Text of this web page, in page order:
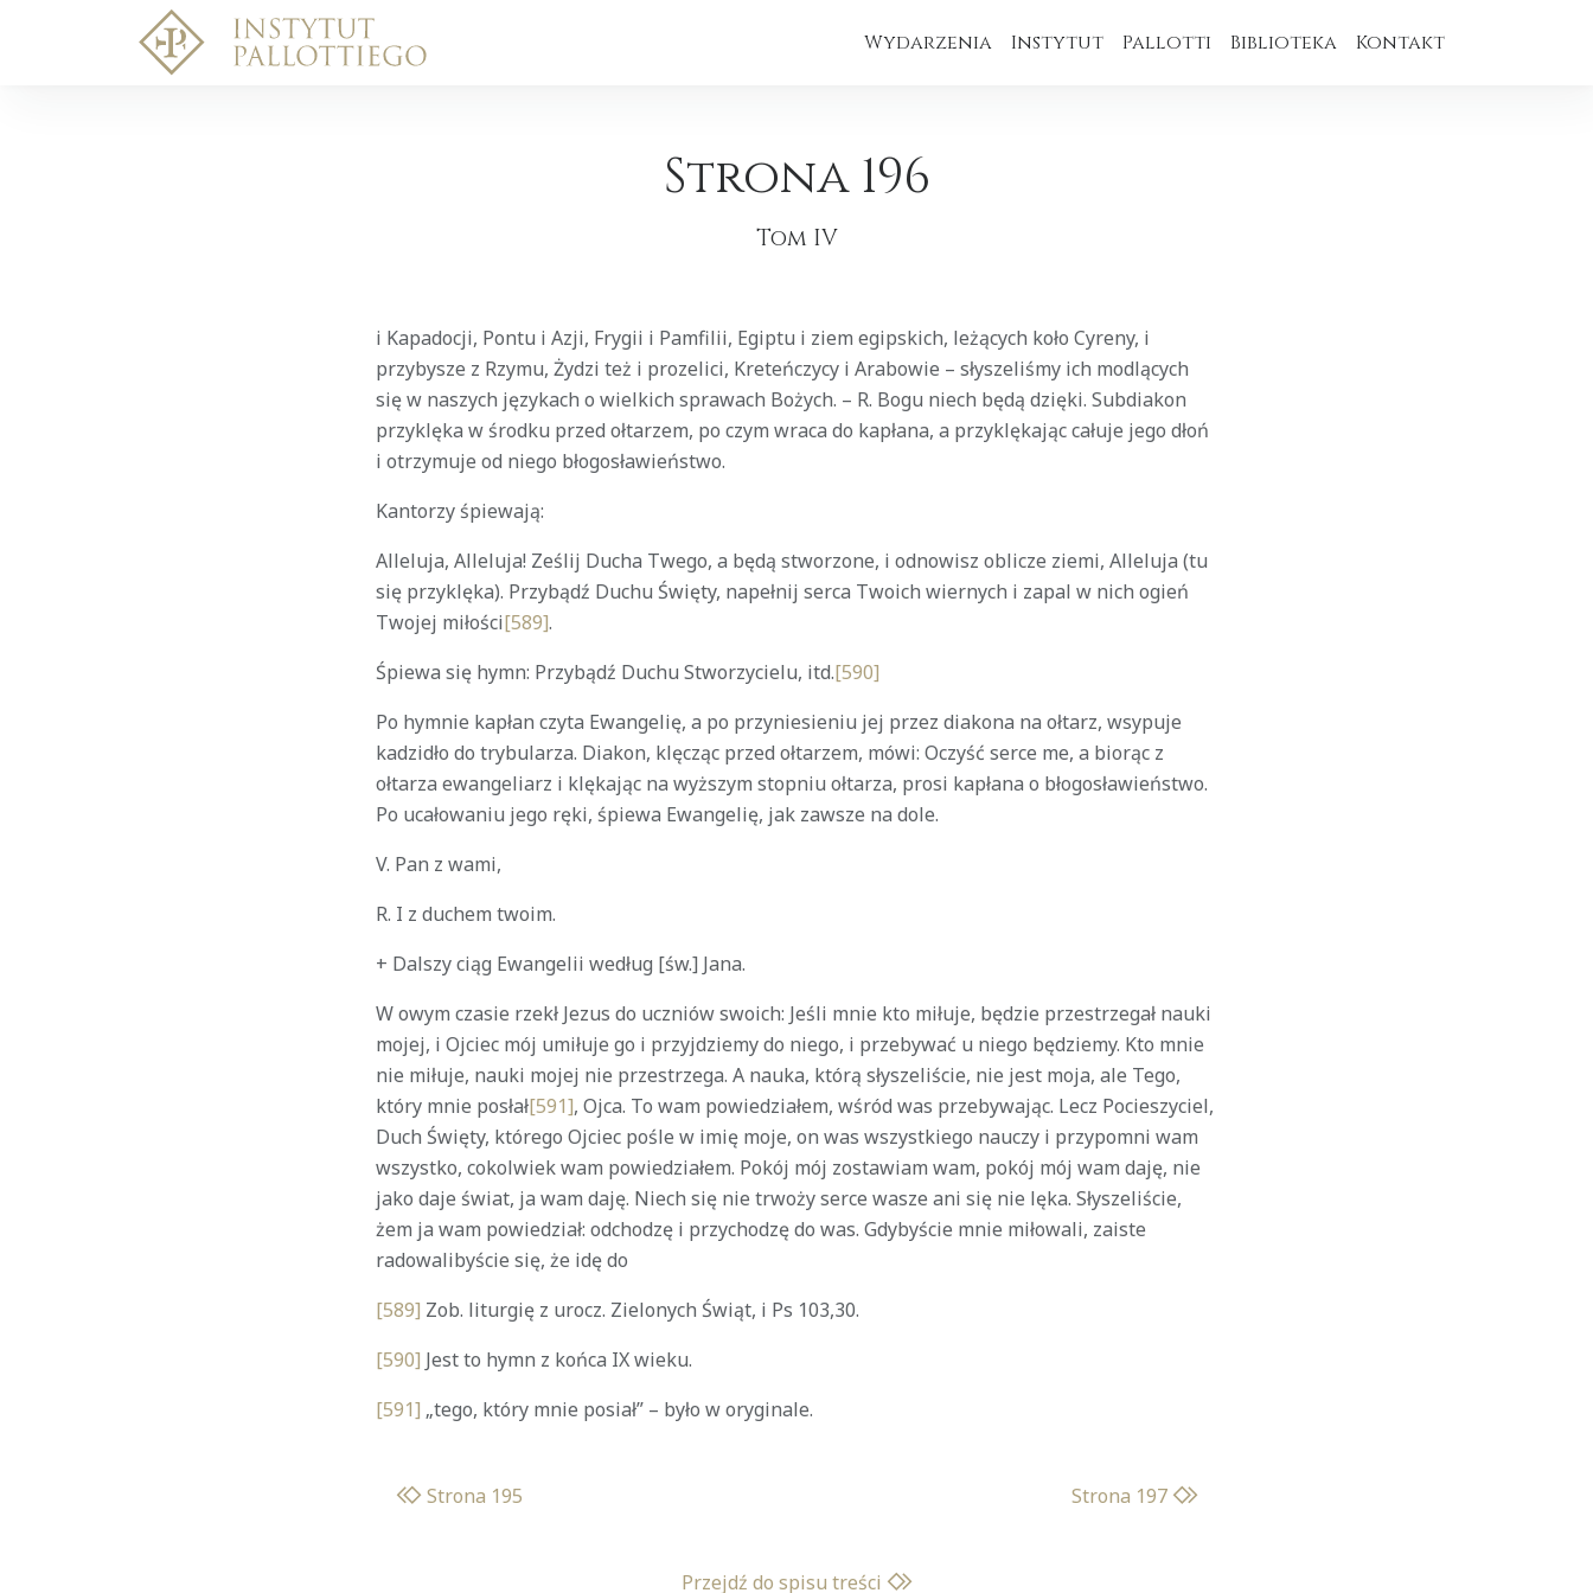
Wydarzenia Instytut Pallotti Biblioteka Kontakt
Strona 196
Tom IV
i Kapadocji, Pontu i Azji, Frygii i Pamfilii, Egiptu i ziem egipskich, leżących koło Cyreny, i
przybysze z Rzymu, Żydzi też i prozelici, Kreteńczycy i Arabowie – słyszeliśmy ich modlących
się w naszych językach o wielkich sprawach Bożych. – R. Bogu niech będą dzięki. Subdiakon
przyklęka w środku przed ołtarzem, po czym wraca do kapłana, a przyklękając całuje jego dłoń
i otrzymuje od niego błogosławieństwo.
Kantorzy śpiewają:
Alleluja, Alleluja! Ześlij Ducha Twego, a będą stworzone, i odnowisz oblicze ziemi, Alleluja (tu
się przyklęka). Przybądź Duchu Święty, napełnij serca Twoich wiernych i zapal w nich ogień
Twojej miłości[589].
Śpiewa się hymn: Przybądź Duchu Stworzycielu, itd.[590]
Po hymnie kapłan czyta Ewangelię, a po przyniesieniu jej przez diakona na ołtarz, wsypuje
kadzidło do trybularza. Diakon, klęcząc przed ołtarzem, mówi: Oczyść serce me, a biorąc z
ołtarza ewangeliarz i klękając na wyższym stopniu ołtarza, prosi kapłana o błogosławieństwo.
Po ucałowaniu jego ręki, śpiewa Ewangelię, jak zawsze na dole.
V. Pan z wami,
R. I z duchem twoim.
+ Dalszy ciąg Ewangelii według [św.] Jana.
W owym czasie rzekł Jezus do uczniów swoich: Jeśli mnie kto miłuje, będzie przestrzegał nauki
mojej, i Ojciec mój umiłuje go i przyjdziemy do niego, i przebywać u niego będziemy. Kto mnie
nie miłuje, nauki mojej nie przestrzega. A nauka, którą słyszeliście, nie jest moja, ale Tego,
który mnie posłał[591], Ojca. To wam powiedziałem, wśród was przebywając. Lecz Pocieszyciel,
Duch Święty, którego Ojciec pośle w imię moje, on was wszystkiego nauczy i przypomni wam
wszystko, cokolwiek wam powiedziałem. Pokój mój zostawiam wam, pokój mój wam daję, nie
jako daje świat, ja wam daję. Niech się nie trwoży serce wasze ani się nie lęka. Słyszeliście,
żem ja wam powiedział: odchodzę i przychodzę do was. Gdybyście mnie miłowali, zaiste
radowalibyście się, że idę do
[589] Zob. liturgię z urocz. Zielonych Świąt, i Ps 103,30.
[590] Jest to hymn z końca IX wieku.
[591] „tego, który mnie posiał” – było w oryginale.
Strona 195 Strona 197
Przejdź do spisu treści